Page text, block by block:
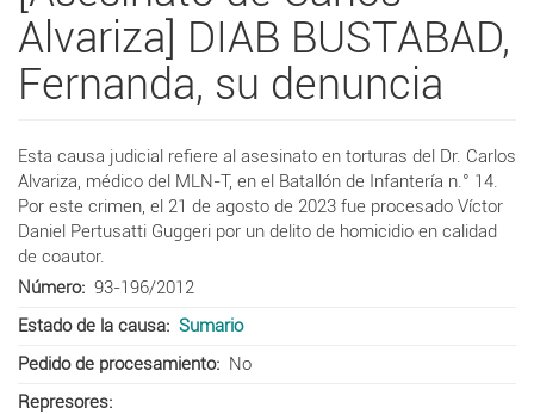
Alvariza] DIAB BUSTABAD,
Fernanda, su denuncia
Esta causa judicial refiere al asesinato en torturas del Dr. Carlos
Alvariza, médico del MLN-T, en el Batallón de Infantería n.° 14.
Por este crimen, el 21 de agosto de 2023 fue procesado Víctor
Daniel Pertusatti Guggeri por un delito de homicidio en calidad
de coautor.
Número
93-196/2012
Estado de la causa
Sumario
Pedido de procesamiento
No
Represores